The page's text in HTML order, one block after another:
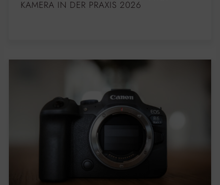
KAMERA IN DER PRAXIS 2026